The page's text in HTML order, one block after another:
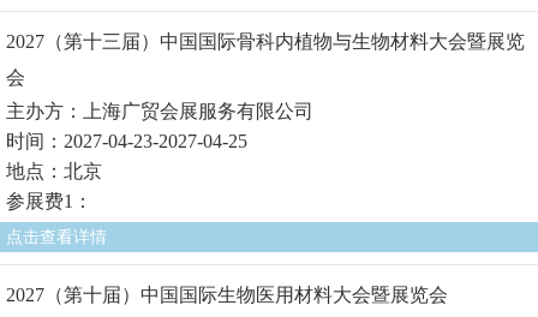
2027（第十三届）中国国际骨科内植物与生物材料大会暨展览
会
主办方：上海广贸会展服务有限公司
时间：2027-04-23-2027-04-25
地点：北京
参展费1：
点击查看详情
2027（第十届）中国国际生物医用材料大会暨展览会